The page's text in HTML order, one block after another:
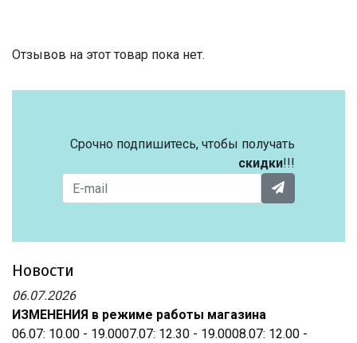
Отзывов на этот товар пока нет.
Срочно подпишитесь, чтобы получать
скидки!!!
Новости
06.07.2026
ИЗМЕНЕНИЯ в режиме работы магазина
06.07: 10.00 - 19.0007.07: 12.30 - 19.0008.07: 12.00 -